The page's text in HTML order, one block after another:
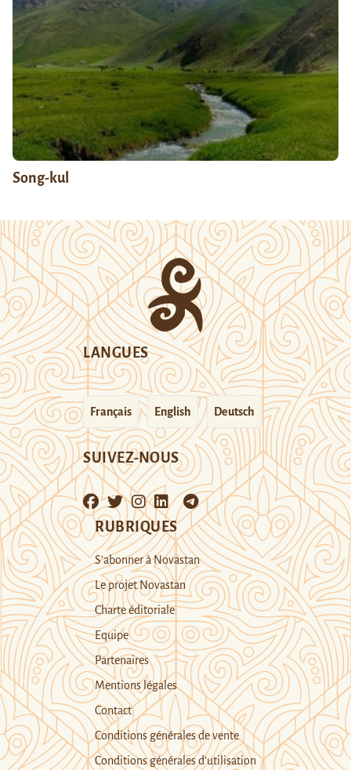
Song-kul
LANGUES
Français English Deutsch
SUIVEZ-NOUS
RUBRIQUES
S’abonner à Novastan
Le projet Novastan
Charte éditoriale
Equipe
Partenaires
Mentions légales
Contact
Conditions générales de vente
Conditions générales d’utilisation